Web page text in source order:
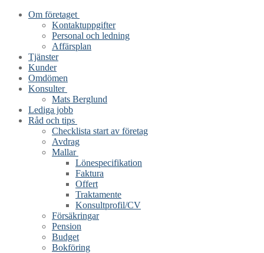
Hoppa
Meny
Stäng
Om företaget
Kontaktuppgifter
Personal och ledning
Affärsplan
Tjänster
Kunder
Omdömen
Konsulter
Mats Berglund
Lediga jobb
Råd och tips
Checklista start av företag
Avdrag
Mallar
Lönespecifikation
Faktura
Offert
Traktamente
Konsultprofil/CV
Försäkringar
Pension
Budget
Bokföring